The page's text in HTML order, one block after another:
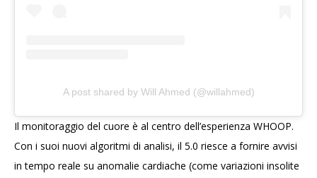
A post shared by Will Ahmed (@willahmed)
Il monitoraggio del cuore è al centro dell’esperienza WHOOP.
Con i suoi nuovi algoritmi di analisi, il 5.0 riesce a fornire avvisi
in tempo reale su anomalie cardiache (come variazioni insolite